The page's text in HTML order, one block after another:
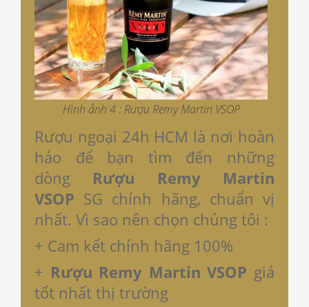
Hình ảnh 4 : Rượu Remy Martin VSOP
Rượu ngoại 24h HCM là nơi hoàn
hảo để bạn tìm đến những
dòng Rượu Remy Martin
VSOP SG chính hãng, chuẩn vị
nhất. Vì sao nên chọn chúng tôi :
+ Cam kết chính hãng 100%
+ Rượu Remy Martin VSOP giá
tốt nhất thị trường